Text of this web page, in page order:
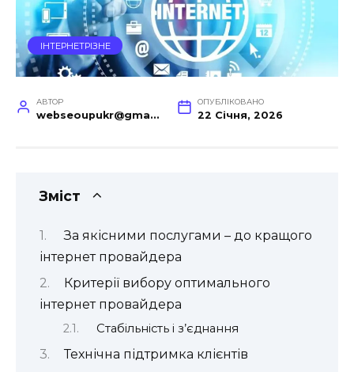
ІНТЕРНЕТРІЗНЕ
АВТОР
webseoupukr@gmail.com
ОПУБЛІКОВАНО
22 Січня, 2026
Зміст
За якісними послугами – до кращого
інтернет провайдера
Критерії вибору оптимального
інтернет провайдера
Стабільність і з’єднання
Технічна підтримка клієнтів